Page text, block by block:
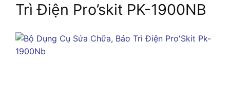
Trì Điện Pro’skit PK-1900NB